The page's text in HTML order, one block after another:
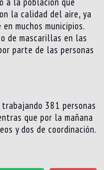
la calidad del aire, ya
muchos municipios.
de mascarillas en las
parte de las personas
381 personas
que por la mañana
y dos de coordinación.